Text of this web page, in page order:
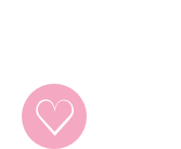
Bières